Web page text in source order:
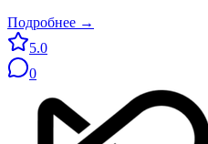
Подробнее →
5.0
0